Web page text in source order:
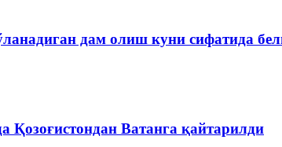
дам олиш куни сифатида
Қозоғистондан Ватанга қайтарилди